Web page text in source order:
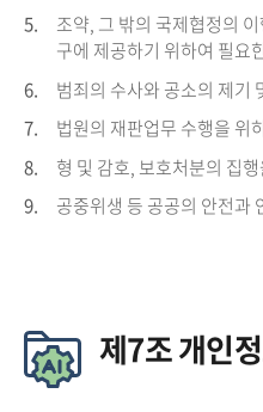
5.
조약, 그 밖의 국제협정의
구에 제공하기 위하여 필요
6.
범죄의 수사와 공소의 제기
7.
법원의 재판업무 수행을 위
8.
형 및 감호, 보호처분의 집
9.
공중위생 등 공공의 안전과
제7조 개인